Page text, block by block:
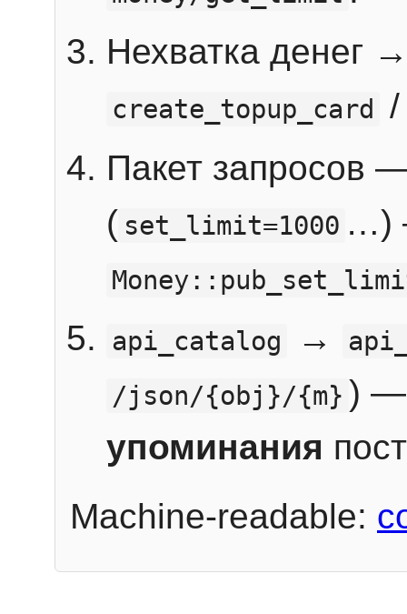
Нехватка денег
create_topup_card
Пакет запросов
( set_limit=1000 …)
api_catalog
→
/json/{obj}/{m} ) —
упоминания
Machine-readable: